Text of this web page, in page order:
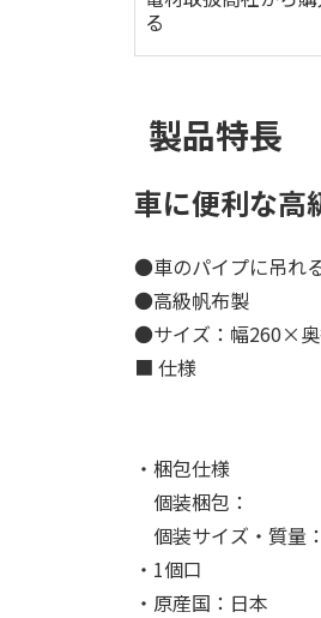
る
製品特長
車に便利な高
●車のパイプに吊れ
●高級帆布製
●サイズ：幅260×
■ 仕様
・梱包仕様
個装梱包：
個装サイズ・質量
・1個口
・原産国：日本